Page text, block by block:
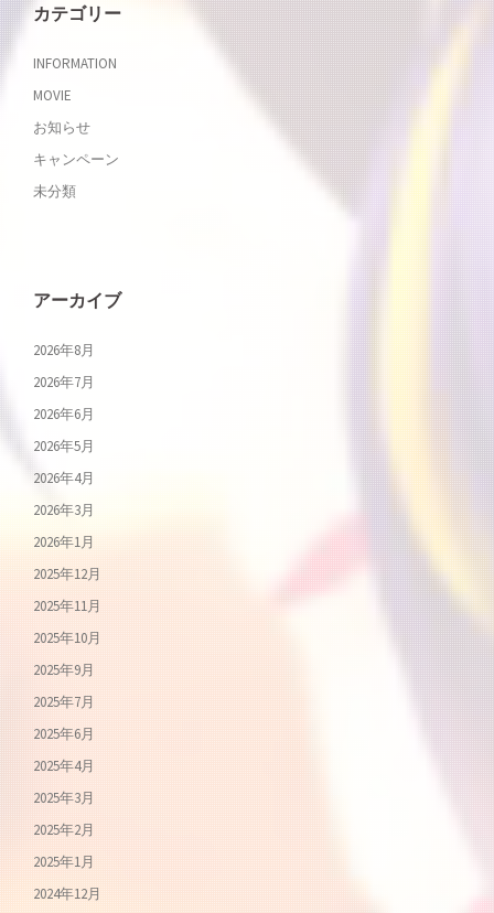
カテゴリー
INFORMATION
MOVIE
お知らせ
キャンペーン
未分類
アーカイブ
2026年8月
2026年7月
2026年6月
2026年5月
2026年4月
2026年3月
2026年1月
2025年12月
2025年11月
2025年10月
2025年9月
2025年7月
2025年6月
2025年4月
2025年3月
2025年2月
2025年1月
2024年12月